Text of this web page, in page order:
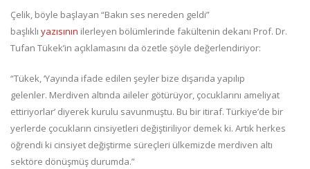
Çelik, böyle başlayan “Bakın ses nereden geldi”
başlıklı yazısının ilerleyen bölümlerinde fakültenin dekanı Prof. Dr.
Tufan Tükek’in açıklamasını da özetle şöyle değerlendiriyor:
“Tükek, ‘Yayında ifade edilen şeyler bize dışarıda yapılıp
gelenler. Merdiven altında aileler götürüyor, çocuklarını ameliyat
ettiriyorlar’ diyerek kurulu savunmuştu. Bu bir itiraf. Türkiye’de bir
yerlerde çocukların cinsiyetleri değiştiriliyor demek ki. Artık herkes
öğrendi ki cinsiyet değiştirme süreçleri ülkemizde merdiven altı
sektöre dönüşmüş durumda.”